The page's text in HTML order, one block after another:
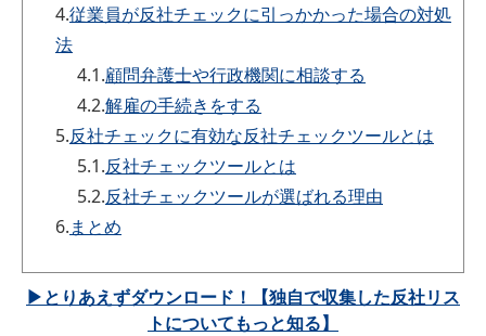
4.従業員が反社チェックに引っかかった場合の対処
法
4.1.顧問弁護士や行政機関に相談する
4.2.解雇の手続きをする
5.反社チェックに有効な反社チェックツールとは
5.1.反社チェックツールとは
5.2.反社チェックツールが選ばれる理由
6.まとめ
▶とりあえずダウンロード！【独自で収集した反社リス
トについてもっと知る】